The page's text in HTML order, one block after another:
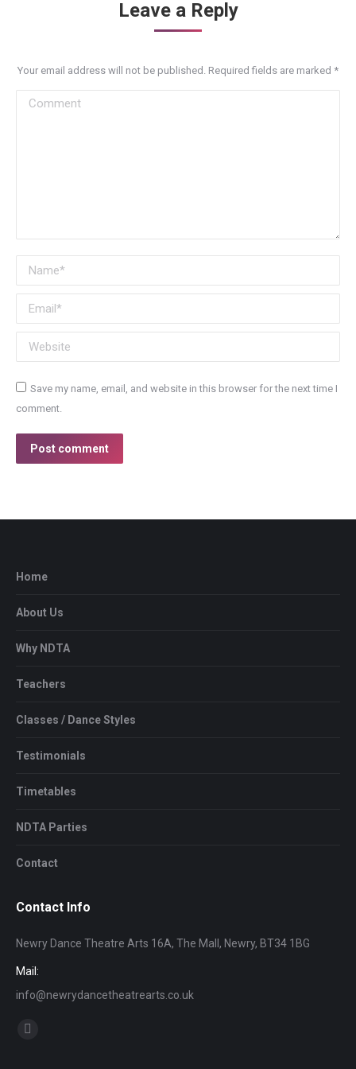
Leave a Reply
Your email address will not be published. Required fields are marked *
Comment
Name *
Email *
Website
Save my name, email, and website in this browser for the next time I
comment.
Post comment
Home
About Us
Why NDTA
Teachers
Classes / Dance Styles
Testimonials
Timetables
NDTA Parties
Contact
Contact Info
Newry Dance Theatre Arts 16A, The Mall, Newry, BT34 1BG
Mail:
info@newrydancetheatrearts.co.uk
Find us on: